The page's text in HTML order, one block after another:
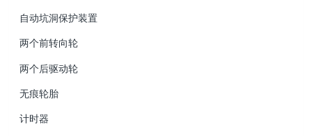
自动坑洞保护装置
两个前转向轮
两个后驱动轮
无痕轮胎
计时器